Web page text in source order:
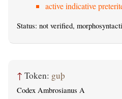
active indicative
Status: not verified,
↑ Token: guþ
Codex Ambrosianus A